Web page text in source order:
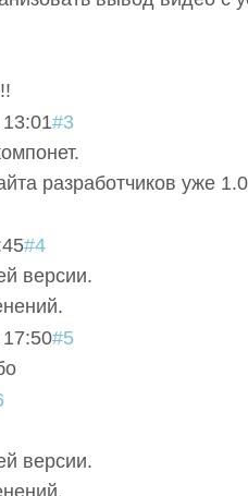
#3
разработчиков уже
#4
версии.
#5
версии.